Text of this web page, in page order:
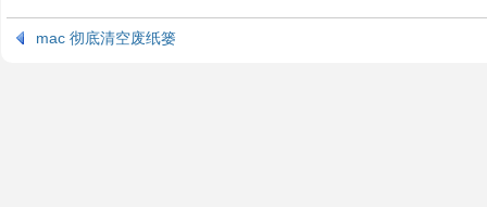
mac 彻底清空废纸篓